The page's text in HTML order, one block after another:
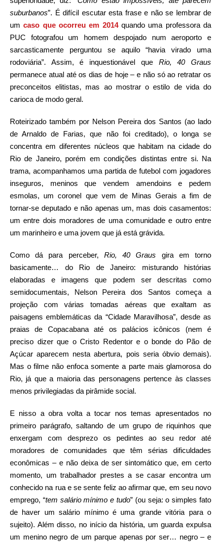
suburbanos”. É difícil escutar esta frase e não se lembrar de
umcaso que ocorreu em 2014quando uma professora da
PUC fotografou um homem despojado num aeroporto e
sarcasticamente perguntou se aquilo “havia virado uma
rodoviária”. Assim, é inquestionável que Rio, 40 Graus
permanece atual até os dias de hoje – e não só ao retratar os
preconceitos elitistas, mas ao mostrar o estilo de vida do
carioca de modo geral.
Roteirizado também por Nelson Pereira dos Santos (ao lado
de Arnaldo de Farias, que não foi creditado), o longa se
concentra em diferentes núcleos que habitam na cidade do
Rio de Janeiro, porém em condições distintas entre si. Na
trama, acompanhamos uma partida de futebol com jogadores
inseguros, meninos que vendem amendoins e pedem
esmolas, um coronel que vem de Minas Gerais a fim de
tornar-se deputado e não apenas um, mas dois casamentos:
um entre dois moradores de uma comunidade e outro entre
um marinheiro e uma jovem que já está grávida.
Como dá para perceber, Rio, 40 Graus gira em torno
basicamente… do Rio de Janeiro: misturando histórias
elaboradas e imagens que podem ser descritas como
semidocumentais, Nelson Pereira dos Santos começa a
projeção com várias tomadas aéreas que exaltam as
paisagens emblemáticas da “Cidade Maravilhosa”, desde as
praias de Copacabana até os palácios icônicos (nem é
preciso dizer que o Cristo Redentor e o bonde do Pão de
Açúcar aparecem nesta abertura, pois seria óbvio demais).
Mas o filme não enfoca somente a parte mais glamorosa do
Rio, já que a maioria das personagens pertence às classes
menos privilegiadas da pirâmide social.
E nisso a obra volta a tocar nos temas apresentados no
primeiro parágrafo, saltando de um grupo de riquinhos que
enxergam com desprezo os pedintes ao seu redor até
moradores de comunidades que têm sérias dificuldades
econômicas – e não deixa de ser sintomático que, em certo
momento, um trabalhador prestes a se casar encontra um
conhecido na rua e se sente feliz ao afirmar que, em seu novo
emprego, “tem salário mínimo e tudo” (ou seja: o simples fato
de haver um salário mínimo é uma grande vitória para o
sujeito). Além disso, no início da história, um guarda expulsa
um menino negro de um parque apenas por ser… negro – e